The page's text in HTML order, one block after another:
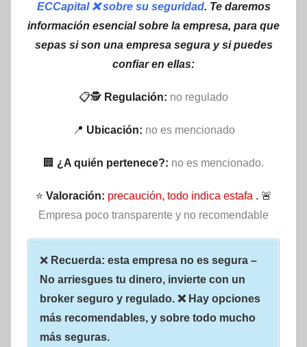
ECCapital ❌ sobre su seguridad. Te daremos
información esencial sobre la empresa, para que
sepas si son una empresa segura y si puedes
confiar en ellas:
📋🕵 Regulación: no regulado
📍 Ubicación: no es mencionado
🏢 ¿A quién pertenece?: no es mencionado.
⭐ Valoración: precaución, todo indica estafa . 🚨
Empresa poco transparente y no recomendable
❌ Recuerda: esta empresa no es segura –
No arriesgues tu dinero, invierte con un
broker seguro y regulado. ❌ Hay opciones
más recomendables, y sobre todo mucho
más seguras.